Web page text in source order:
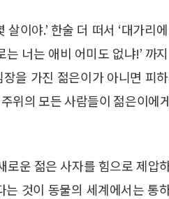
이야.’ 한술 더 떠서 ‘대가리
너는 애비 어미도 없냐!’ 까
을 가진 젊은이가 아니면 피
위의 모든 사람들이 젊은이에
로운 젊은 사자를 힘으로 제압
것이 동물의 세계에서는 통